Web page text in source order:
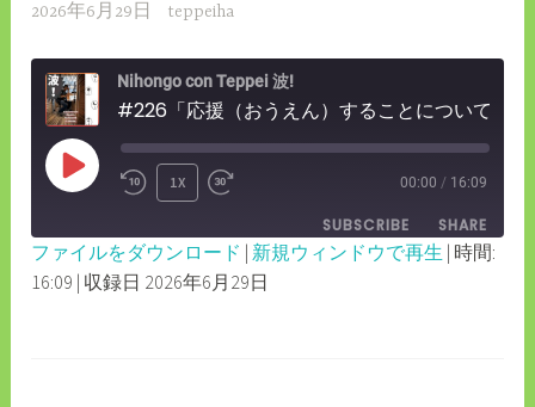
2026年6月29日 teppeiha
Nihongo con Teppei 波!
#226「応援（おうえん）することについて！」
PLAY
REWIND
10
SECONDS
1X
FAST
FORWARD
30
00:00 / 16:09
SUBSCRIBE SHARE
SHARE
ファイルをダウンロード | 新規ウィンドウで再生 | 時間:
16:09 | 収録日 2026年6月29日